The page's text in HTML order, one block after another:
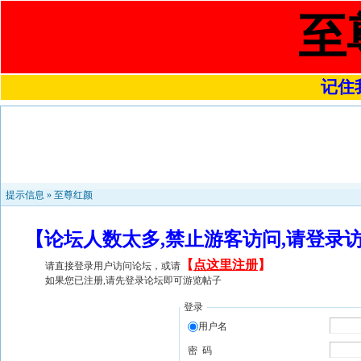
至
记住
提示信息 » 至尊红颜
【论坛人数太多,禁止游客访问,请登
请直接登录用户访问论坛，或请 【 点这里注册】
如果您已注册,请先登录论坛即可游览帖子
登录
用户名
密 码